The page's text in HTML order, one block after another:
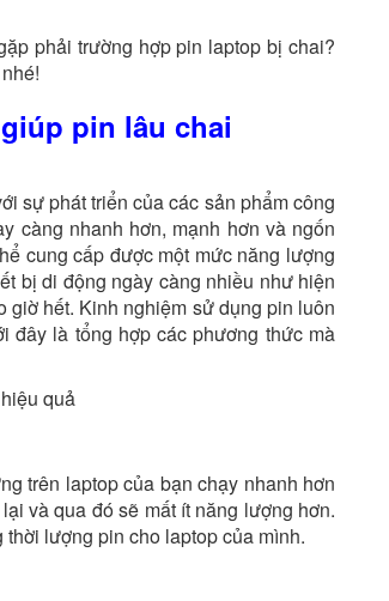
phải trường hợp pin laptop bị chai?
pin lâu chai
sự phát triển của các sản phẩm công
càng nhanh hơn, mạnh hơn và ngốn
cung cấp được một mức năng lượng
bị di động ngày càng nhiều như hiện
giờ hết. Kinh nghiệm sử dụng pin luôn
đây là tổng hợp các phương thức mà
trên laptop của bạn chạy nhanh hơn
và qua đó sẽ mất ít năng lượng hơn.
lượng pin cho laptop của mình.